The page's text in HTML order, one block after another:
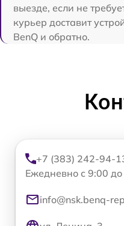
выезде, если не
курьер доставит
BenQ и обратно.
+7 (383) 242-94-
Ежедневно с 9:00
info@nsk.benq-